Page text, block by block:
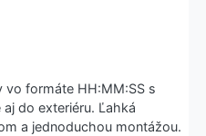
vo formáte HH:MM:SS s
do exteriéru. Ľahká
a jednoduchou montážou.